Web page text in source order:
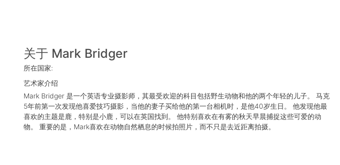
关于 Mark Bridger
所在国家:
艺术家介绍
Mark Bridger 是一个英语专业摄影师，其最受欢迎的科目包括野生动物和他的两个年轻的儿子。 马克
5年前第一次发现他喜爱技巧摄影，当他的妻子买给他的第一台相机时，是他40岁生日。 他发现他最
喜欢的主题是鹿，特别是小鹿，可以在英国找到。 他特别喜欢在有雾的秋天早晨捕捉这些可爱的动
物。 重要的是，Mark喜欢在动物自然栖息的时候拍照片，而不只是去近距离拍摄。